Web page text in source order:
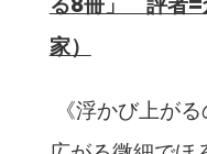
家）
《浮かび上が